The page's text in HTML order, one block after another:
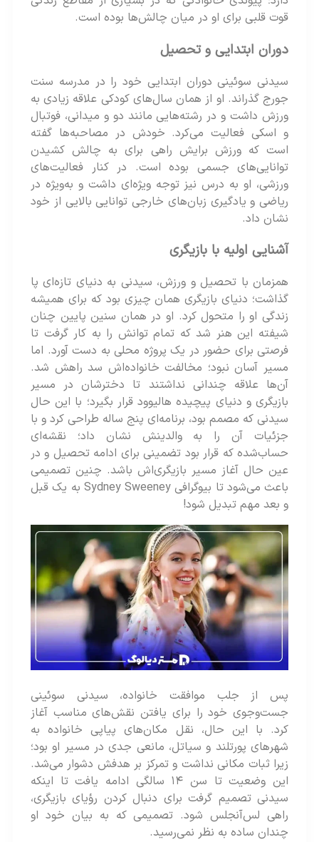
قوت قلبی برای او در میان چالش‌ها بوده است.
دوران ابتدایی و تحصیل
سیدنی سوئینی دوران ابتدایی خود را در مدرسه سنت
جورج گذراند. او از همان سال‌های کودکی علاقه زیادی به
ورزش داشت و در رشته‌هایی مانند دو و میدانی، فوتبال
و اسکی فعالیت می‌کرد. خودش در مصاحبه‌ها گفته
است که ورزش برایش راهی برای به چالش کشیدن
توانایی‌های جسمی بوده است. در کنار فعالیت‌های
ورزشی، او به درس نیز توجه ویژه‌ای داشت و به‌ویژه در
ریاضی و یادگیری زبان‌های خارجی توانایی بالایی از خود
نشان داد.
آشنایی اولیه با بازیگری
همزمان با تحصیل و ورزش، سیدنی به دنیای تازه‌ای پا
گذاشت؛ دنیای بازیگری همان چیزی بود که برای همیشه
زندگی او را متحول کرد. او در همان سنین پایین چنان
شیفته این هنر شد که تمام توانش را به کار گرفت تا
فرصتی برای حضور در یک پروژه محلی به دست آورد. اما
مسیر آسان نبود؛ مخالفت خانواده‌اش سد راهش شد.
آن‌ها علاقه چندانی نداشتند تا دخترشان در مسیر
بازیگری و دنیای پیچیده هالیوود قرار بگیرد؛ با این حال
سیدنی که مصمم بود، برنامه‌ای پنج‌ ساله طراحی کرد و با
جزئیات آن را به والدینش نشان داد؛ نقشه‌ای
حساب‌شده که قرار بود تضمینی برای ادامه تحصیل و در
عین حال آغاز مسیر بازیگری‌اش باشد. چنین تصمیمی
باعث می‌شود تا بیوگرافی Sydney Sweeney به یک قبل
و بعد مهم تبدیل شود!
پس از جلب موافقت خانواده، سیدنی سوئینی
جست‌وجوی خود را برای یافتن نقش‌های مناسب آغاز
کرد. با این حال، نقل مکان‌های پیاپی خانواده به
شهرهای پورتلند و سیاتل، مانعی جدی در مسیر او بود؛
زیرا ثبات مکانی نداشت و تمرکز بر هدفش دشوار می‌شد.
این وضعیت تا سن ۱۴ سالگی ادامه یافت تا اینکه
سیدنی تصمیم گرفت برای دنبال کردن رؤیای بازیگری،
راهی لس‌آنجلس شود. تصمیمی که به بیان خود او
چندان ساده به نظر نمی‌رسید.